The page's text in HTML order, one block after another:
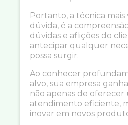
Portanto, a técnica mais
dúvida, é a
dúvidas e aflições do
antecipar qualquer
possa surgir.
Ao conhecer
alvo, sua empresa
não apenas de oferecer
atendimento eficiente,
inovar em novos